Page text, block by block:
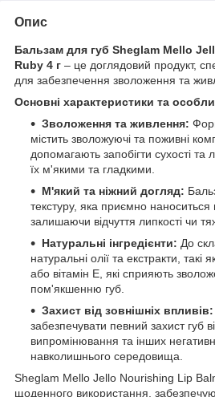
Опис
Бальзам для губ Sheglam Mello
Ruby 4 г – це доглядовий продукт,
для забезпечення зволоження та
Основні характеристики та
Зволоження та живлення:
містить зволожуючі та поживні
допомагають запобігти сухості
їх м'якими та гладкими.
М'який та ніжний догляд:
текстуру, яка приємно наноситься
залишаючи відчуття липкості чи
Натуральні інгредієнти: До
натуральні олії та екстракти, такі
або вітамін Е, які сприяють
пом'якшенню губ.
Захист від зовнішніх впливів:
забезпечувати певний захист губ
випромінювання та інших
навколишнього середовища.
Sheglam Mello Jello Nourishing Lip
щоденного використання,